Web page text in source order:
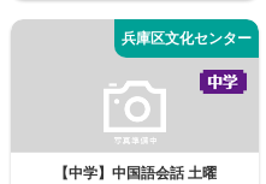
【中学】中国語会話 土曜